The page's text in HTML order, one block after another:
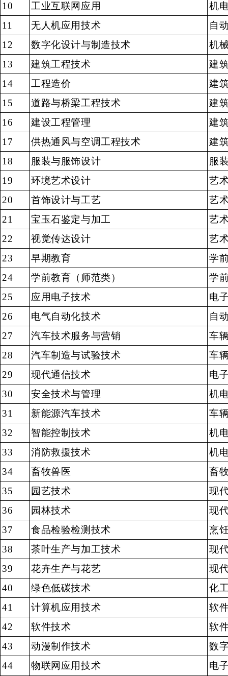
10
工业互联网应用
机
11
无人机应用技术
自
12
数字化设计与制造技术
机
13
建筑工程技术
建
14
工程造价
建
15
道路与桥梁工程技术
建
16
建设工程管理
建
17
供热通风与空调工程技术
建
18
服装与服饰设计
服
19
环境艺术设计
艺
20
首饰设计与工艺
艺
21
宝玉石鉴定与加工
艺
22
视觉传达设计
艺
23
早期教育
学
24
学前教育（师范类）
学
25
应用电子技术
电
26
电气自动化技术
自
27
汽车技术服务与营销
车
28
汽车制造与试验技术
车
29
现代通信技术
电
30
安全技术与管理
机
31
新能源汽车技术
车
32
智能控制技术
机
33
消防救援技术
机
34
畜牧兽医
畜
35
园艺技术
现
36
园林技术
现
37
食品检验检测技术
烹
38
茶叶生产与加工技术
现
39
花卉生产与花艺
现
40
绿色低碳技术
化
41
计算机应用技术
软
42
软件技术
软
43
动漫制作技术
数
44
物联网应用技术 电